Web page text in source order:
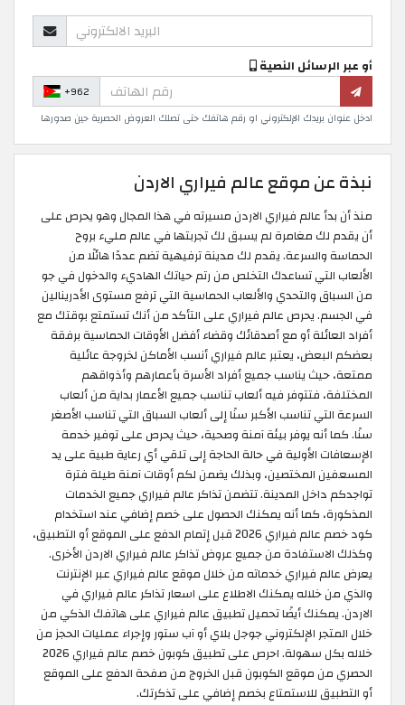
أو عبر الرسائل النصية
+962
ادخل عنوان بريدك الإلكتروني او رقم هاتفك حتى تصلك العروض الحصرية حين صدورها
نبذة عن موقع عالم فيراري الاردن
منذ أن بدأ عالم فيراري الاردن مسيرته في هذا المجال وهو يحرص على
أن يقدم لك مغامرة لم يسبق لك تجربتها في عالم مليء بروح
الحماسة والسرعة. يقدم لك مدينة ترفيهية تضم عددًا هائلًا من
الألعاب التي تساعدك التخلص من رتم حياتك الهاديء والدخول في جو
من السباق والتحدي والألعاب الحماسية التي ترفع مستوى الأدرينالين
في الجسم. يحرص عالم فيراري على التأكد من أنك تستمتع بوقتك مع
أفراد العائلة أو مع أصدقائك وقضاء أفضل الأوقات الحماسية برفقة
بعضكم البعض، يعتبر عالم فيراري أنسب الأماكن لخروجة عائلية
ممتعة، حيث يناسب جميع أفراد الأسرة بأعمارهم وأذواقهم
المختلفة، فتتوفر فيه ألعاب تناسب جميع الأعمار بداية من ألعاب
السرعة التي تناسب الأكبر سنًا إلى ألعاب السباق التي تناسب الأصغر
سنًا. كما أنه يوفر بيئة آمنة وصحية، حيث يحرص على توفير خدمة
الإسعافات الأولية في حالة الحاجة إلى تلقي أي رعاية طبية على يد
المسعفين المختصين، وبذلك يضمن لكم أوقات آمنة طيلة فترة
تواجدكم داخل المدينة. تتضمن تذاكر عالم فيراري جميع الخدمات
المذكورة، كما أنه يمكنك الحصول على خصم إضافي عند استخدام
كود خصم عالم فيراري 2026 قبل إتمام الدفع على الموقع أو التطبيق،
وكذلك الاستفادة من جميع عروض تذاكر عالم فيراري الاردن الأخرى.
يعرض عالم فيراري خدماته من خلال موقع عالم فيراري عبر الإنترنت
والذي من خلاله يمكنك الاطلاع على اسعار تذاكر عالم فيراري في
الاردن. يمكنك أيضًا تحميل تطبيق عالم فيراري على هاتفك الذكي من
خلال المتجر الإلكتروني جوجل بلاي أو آب ستور وإجراء عمليات الحجز من
خلاله بكل سهولة. احرص على تطبيق كوبون خصم عالم فيراري 2026
الحصري من موقع الكوبون قبل الخروج من صفحة الدفع على الموقع
أو التطبيق للاستمتاع بخصم إضافي على تذكرتك.